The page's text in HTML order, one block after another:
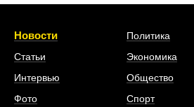
Новости
Статьи
Интервью
Фото
Политика
Экономика
Общество
Спорт